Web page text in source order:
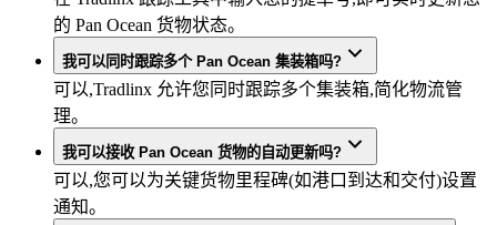
的 Pan Ocean 货物状态。
我可以同时跟踪多个 Pan Ocean 集装箱吗?
可以,Tradlinx 允许您同时跟踪多个集装箱,简化物流管
理。
我可以接收 Pan Ocean 货物的自动更新吗?
可以,您可以为关键货物里程碑(如港口到达和交付)设置
通知。